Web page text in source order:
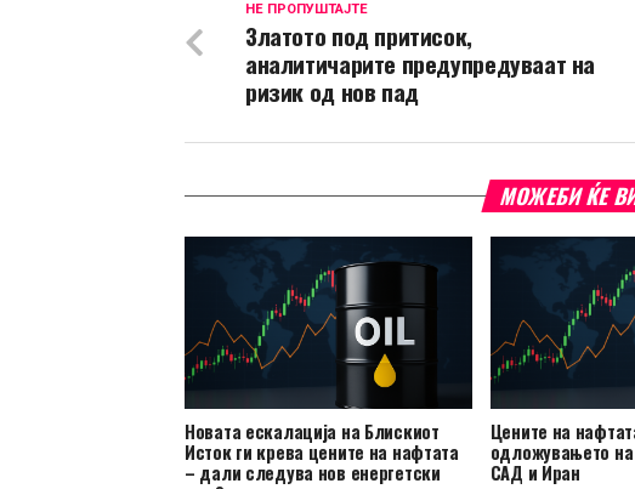
НЕ ПРОПУШТАЈТЕ
Златото под притисок,
аналитичарите предупредуваат на
ризик од нов пад
МОЖЕБИ ЌЕ
Новата ескалација на Блискиот
Исток ги крева цените на нафтата
– дали следува нов енергетски
Цените на
одложувањето на
САД и Иран